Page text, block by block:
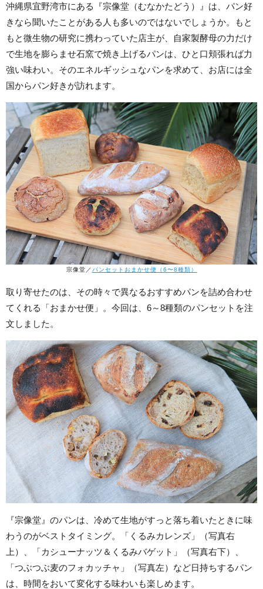
沖縄県宜野湾市にある『宗像堂（むなかたどう）』は、パン好
きなら聞いたことがある人も多いのではないでしょうか。もと
もと微生物の研究に携わっていた店主が、自家製酵母の力だけ
で生地を膨らませ石窯で焼き上げるパンは、ひと口頬張れば力
強い味わい。そのエネルギッシュなパンを求めて、お店には全
国からパン好きが訪れます。
宗像堂／ パンセットおまかせ便（6〜8種類）
取り寄せたのは、その時々で異なるおすすめパンを詰め合わせ
てくれる「おまかせ便」。今回は、6～8種類のパンセットを注
文しました。
『宗像堂』のパンは、冷めて生地がすっと落ち着いたときに味
わうのがベストタイミング。「くるみカレンズ」（写真右
上）、「カシューナッツ＆くるみバゲット」（写真右下）、
「つぶつぶ麦のフォカッチャ」（写真左）など日持ちするパン
は、時間をおいて変化する味わいも楽しめます。